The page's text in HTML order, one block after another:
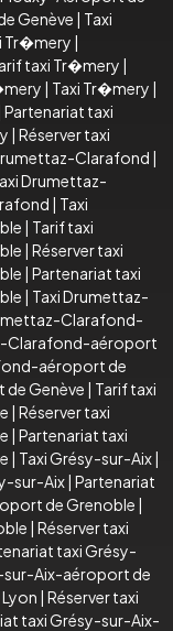
Genève | Taxi
Tr�mery |
taxi Tr�mery |
| Taxi Tr�mery |
Partenariat taxi
| Réserver taxi
Clarafond |
Drumettaz-
| Taxi
| Tarif taxi
| Réserver taxi
| Partenariat taxi
| Taxi Drumettaz-
Clarafond-
Clarafond-aéroport
aéroport de
Genève | Tarif taxi
| Réserver taxi
| Partenariat taxi
| Taxi Grésy-sur-Aix|
sur-Aix| Partenariat
de Grenoble |
| Réserver taxi
taxi Grésy-
sur-Aix-aéroport de
| Réserver taxi
taxi Grésy-sur-Aix-